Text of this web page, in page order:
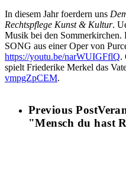
In diesem Jahr foerdern uns
Rechtspflege Kunst & Kultur.
Musik bei den
SONG aus einer Oper von
https://youtu.be/narWUIGFflQ.
spielt Friederike Merkel das
vmpgZpCEM.
Previous Post
"Mensch du hast